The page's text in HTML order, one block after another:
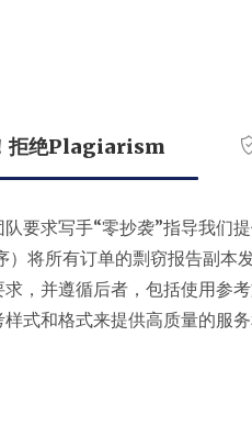
拒绝Plagiarism
队要求写手“零抄袭”指导我
将所有订单的剽窃报告副本
，并遵循后者，包括使用参
式和格式来提供高质量的服务